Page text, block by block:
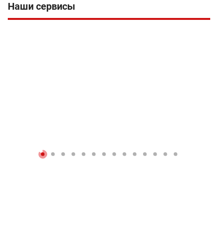
Наши сервисы